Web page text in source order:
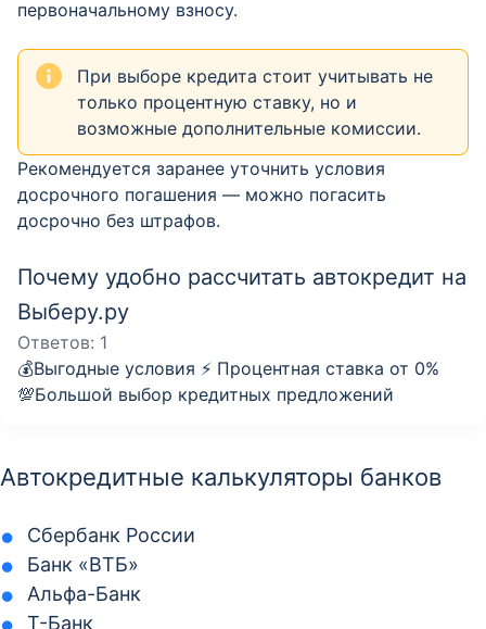
первоначальному взносу.
При выборе кредита стоит учитывать не
только процентную ставку, но и
возможные дополнительные комиссии.
Рекомендуется заранее уточнить условия
досрочного погашения — можно погасить
досрочно без штрафов.
Почему удобно рассчитать автокредит на
Выберу.ру
Ответов: 1
💰Выгодные условия ⚡️ Процентная ставка от 0%
💯Большой выбор кредитных предложений
Автокредитные калькуляторы банков
Сбербанк России
Банк «ВТБ»
Альфа-Банк
Т-Банк